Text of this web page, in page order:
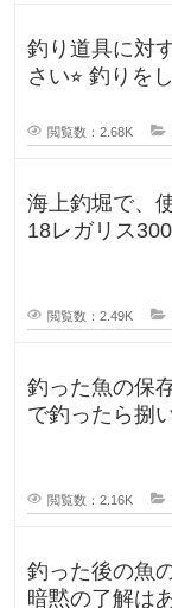
釣り道具に対
さい⭐︎ 釣りをした後、いろんなものが汚れたりし
閲覧数：2.68K
海上釣堀で、
18レガリス
閲覧数：2.49K
釣った魚の保
で釣ったら捌
閲覧数：2.16K
釣った後の魚
暗黙の了解はありますか